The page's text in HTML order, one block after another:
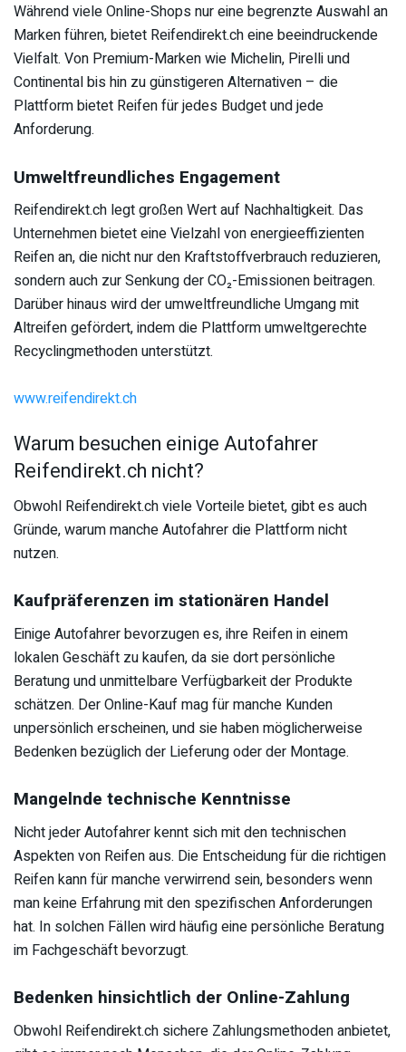
Während viele Online-Shops nur eine begrenzte Auswahl an
Marken führen, bietet Reifendirekt.ch eine beeindruckende
Vielfalt. Von Premium-Marken wie Michelin, Pirelli und
Continental bis hin zu günstigeren Alternativen – die
Plattform bietet Reifen für jedes Budget und jede
Anforderung.
Umweltfreundliches Engagement
Reifendirekt.ch legt großen Wert auf Nachhaltigkeit. Das
Unternehmen bietet eine Vielzahl von energieeffizienten
Reifen an, die nicht nur den Kraftstoffverbrauch reduzieren,
sondern auch zur Senkung der CO₂-Emissionen beitragen.
Darüber hinaus wird der umweltfreundliche Umgang mit
Altreifen gefördert, indem die Plattform umweltgerechte
Recyclingmethoden unterstützt.
www.reifendirekt.ch
Warum besuchen einige Autofahrer
Reifendirekt.ch nicht?
Obwohl Reifendirekt.ch viele Vorteile bietet, gibt es auch
Gründe, warum manche Autofahrer die Plattform nicht
nutzen.
Kaufpräferenzen im stationären Handel
Einige Autofahrer bevorzugen es, ihre Reifen in einem
lokalen Geschäft zu kaufen, da sie dort persönliche
Beratung und unmittelbare Verfügbarkeit der Produkte
schätzen. Der Online-Kauf mag für manche Kunden
unpersönlich erscheinen, und sie haben möglicherweise
Bedenken bezüglich der Lieferung oder der Montage.
Mangelnde technische Kenntnisse
Nicht jeder Autofahrer kennt sich mit den technischen
Aspekten von Reifen aus. Die Entscheidung für die richtigen
Reifen kann für manche verwirrend sein, besonders wenn
man keine Erfahrung mit den spezifischen Anforderungen
hat. In solchen Fällen wird häufig eine persönliche Beratung
im Fachgeschäft bevorzugt.
Bedenken hinsichtlich der Online-Zahlung
Obwohl Reifendirekt.ch sichere Zahlungsmethoden anbietet,